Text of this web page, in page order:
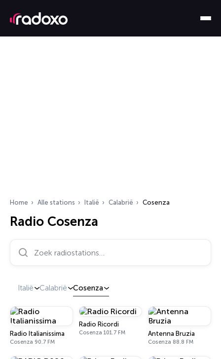
Home Alle stations Italië Calabrië Cosenza
Radio Cosenza
Zoek radiostations…
Italië Calabrië Cosenza
Radio Italianissima
Cosenza 90.7 FM
Radio Ricordi
Cosenza 101.7 FM Antenna Bruzia
Cosenza 88.8 FM